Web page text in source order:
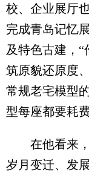
校、企业展厅
完成青岛记忆
及特色古建，
筑原貌还原度
常规老宅模型
型每座都要耗
在他看来，“
岁月变迁、发